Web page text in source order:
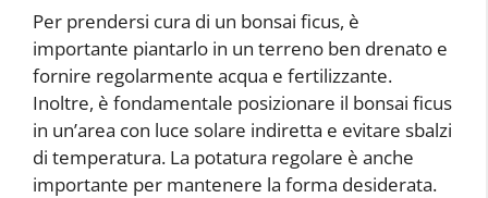
Per prendersi cura di un bonsai ficus, è
importante piantarlo in un terreno ben drenato e
fornire regolarmente acqua e fertilizzante.
Inoltre, è fondamentale posizionare il bonsai ficus
in un’area con luce solare indiretta e evitare sbalzi
di temperatura. La potatura regolare è anche
importante per mantenere la forma desiderata.